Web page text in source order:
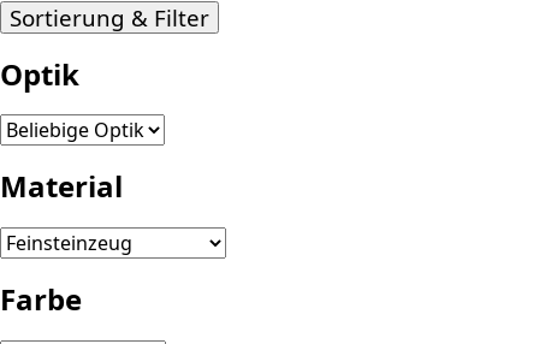
Sortierung & Filter
Optik
Material
Farbe